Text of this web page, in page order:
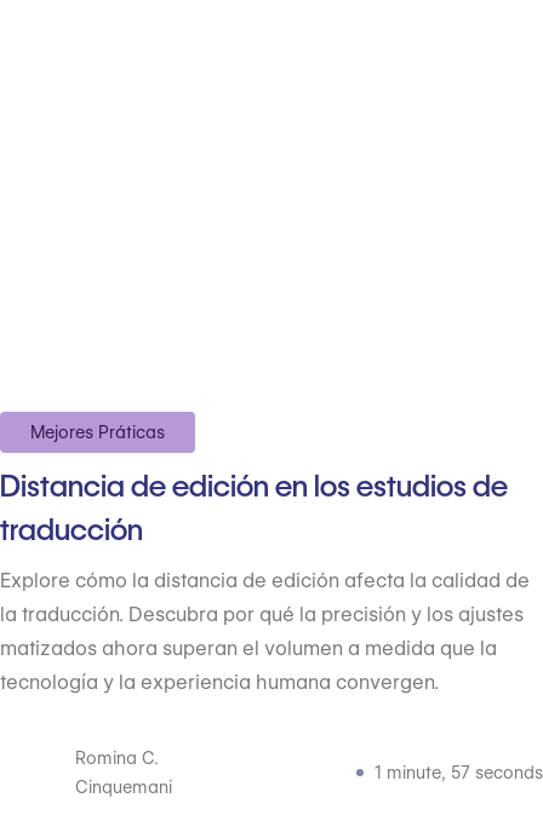
Mejores Práticas
Distancia de edición en los estudios de
traducción
Explore cómo la distancia de edición afecta la calidad de
la traducción. Descubra por qué la precisión y los ajustes
matizados ahora superan el volumen a medida que la
tecnología y la experiencia humana convergen.
Romina C.
Cinquemani
1 minute, 57 seconds